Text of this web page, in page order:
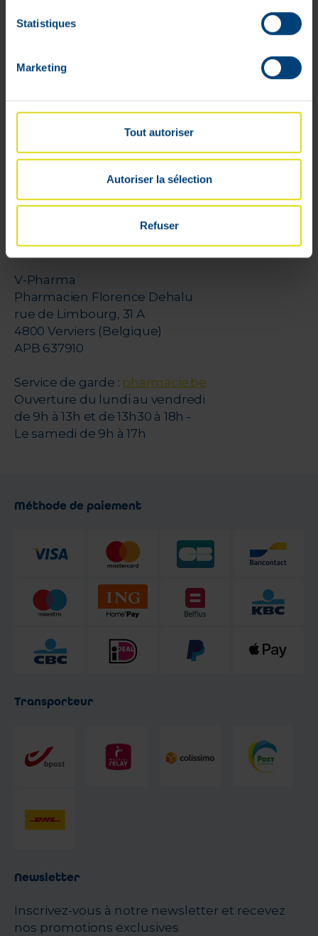
Statistiques
Marketing
Tout autoriser
Autoriser la sélection
Refuser
Livraisons
Suivis de commandes
Conditions générales
Paiements sécurisés
Parrainage
VPharma
V-Pharma
Pharmacien Florence Dehalu
rue de Limbourg, 31 A
4800 Verviers (Belgique)
APB 637910
Service de garde : pharmacie.be
Ouverture du lundi au vendredi
de 9h à 13h et de 13h30 à 18h -
Le samedi de 9h à 17h
Méthode de paiement
Transporteur
Newsletter
Inscrivez-vous à notre newsletter et recevez
nos promotions exclusives